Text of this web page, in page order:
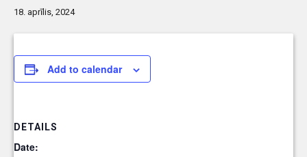
18. aprīlis, 2024
Add to calendar
DETAILS
Date: